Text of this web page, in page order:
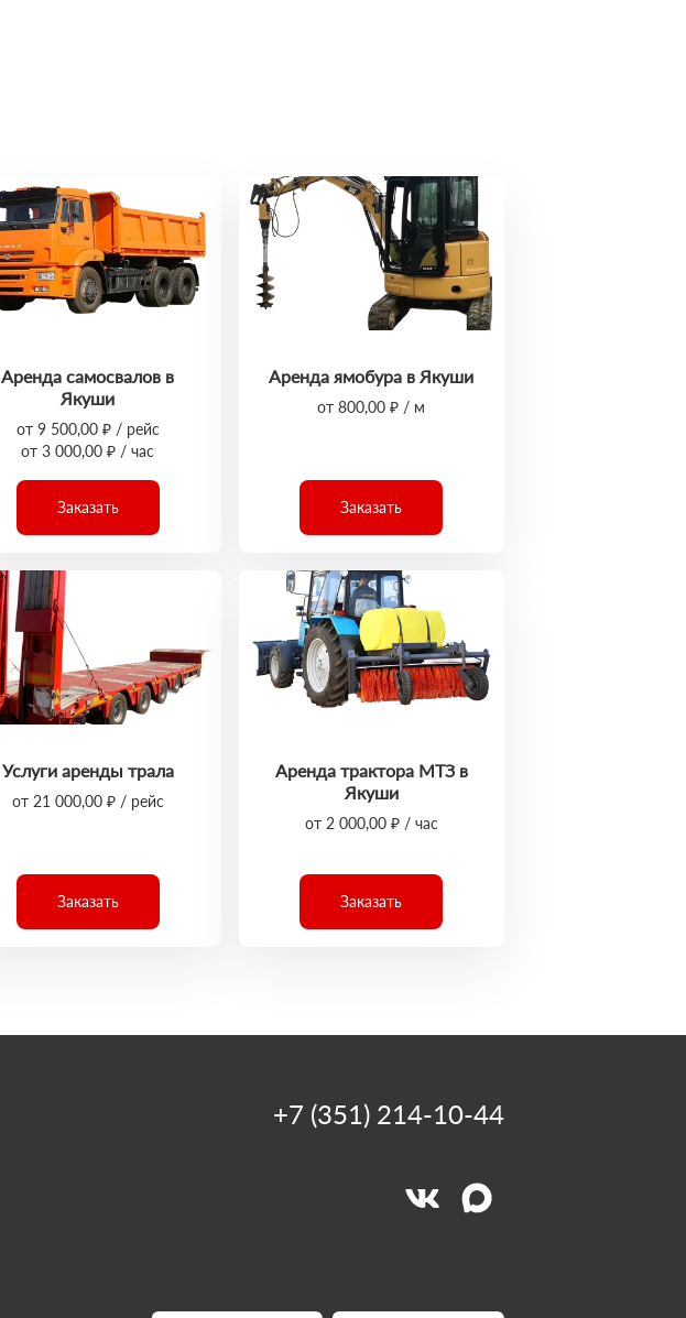
Аренда самосвалов в
Якуши
от 9 500,00 ₽ / рейс
от 3 000,00 ₽ / час
Заказать
Аренда ямобура в Якуши
от 800,00 ₽ / м
Заказать
Услуги аренды трала
от 21 000,00 ₽ / рейс
Заказать
Аренда трактора МТЗ в
Якуши
от 2 000,00 ₽ / час
Заказать
+7 (351) 214-10-44